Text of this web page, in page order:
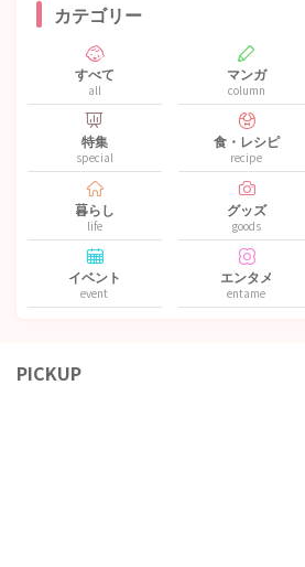
カテゴリー
すべて
all
マンガ
column
特集
special
食・レシピ
recipe
暮らし
life
グッズ
goods
イベント
event
エンタメ
entame
PICKUP